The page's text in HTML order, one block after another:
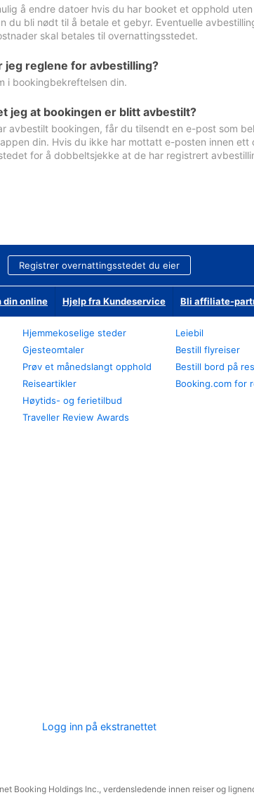
å endre datoer hvis du har booket et opphold
du bli nødt til å betale et gebyr. Eventuelle
skal betales til overnattingsstedet.
jeg reglene for avbestilling?
i bookingbekreftelsen din.
jeg at bookingen er blitt avbestilt?
avbestilt bookingen, får du tilsendt en e-post som
din. Hvis du ikke har mottatt e-posten innen
for å dobbeltsjekke at de har registrert
Registrer overnattingsstedet du eier
din online Hjelp fra Kundeservice Bli affiliate-
Hjemmekoselige steder
Gjesteomtaler
Prøv et månedslangt opphold
Reiseartikler
Høytids- og ferietilbud
Traveller Review Awards
Leiebil
Bestill flyreiser
Bestill bord på
Booking.com for
Logg inn på ekstranettet
Booking Holdings Inc., verdensledende innen reiser og